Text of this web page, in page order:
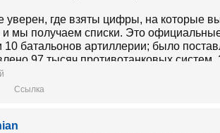
где взяты цифры, на которые
мы получаем списки. Это
батальонов артиллерии; было
97 тысяч противотанковых
Они просили 200 танков - они
они получили более 300. Мы
артиллерия уже поставлена. В
Ссылка